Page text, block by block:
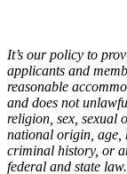
It’s our policy to
applicants and
reasonable
and does not
religion, sex, sexual
national origin, age,
criminal history, or
federal and state